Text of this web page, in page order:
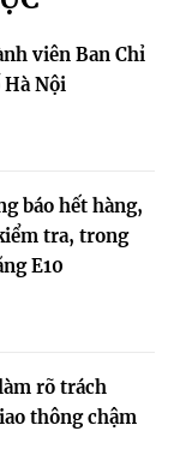
viên Ban Chỉ
Nội
báo hết hàng,
tra, trong
E10
rõ trách
thông chậm